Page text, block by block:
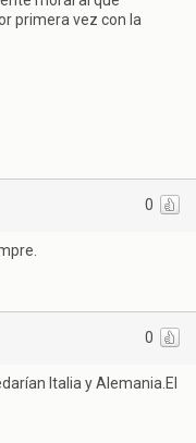
primera vez con la
0
0
Italia y Alemania.El